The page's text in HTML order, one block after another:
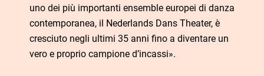
uno dei più importanti ensemble europei di danza
contemporanea, il Nederlands Dans Theater, è
cresciuto negli ultimi 35 anni fino a diventare un
vero e proprio campione d’incassi».